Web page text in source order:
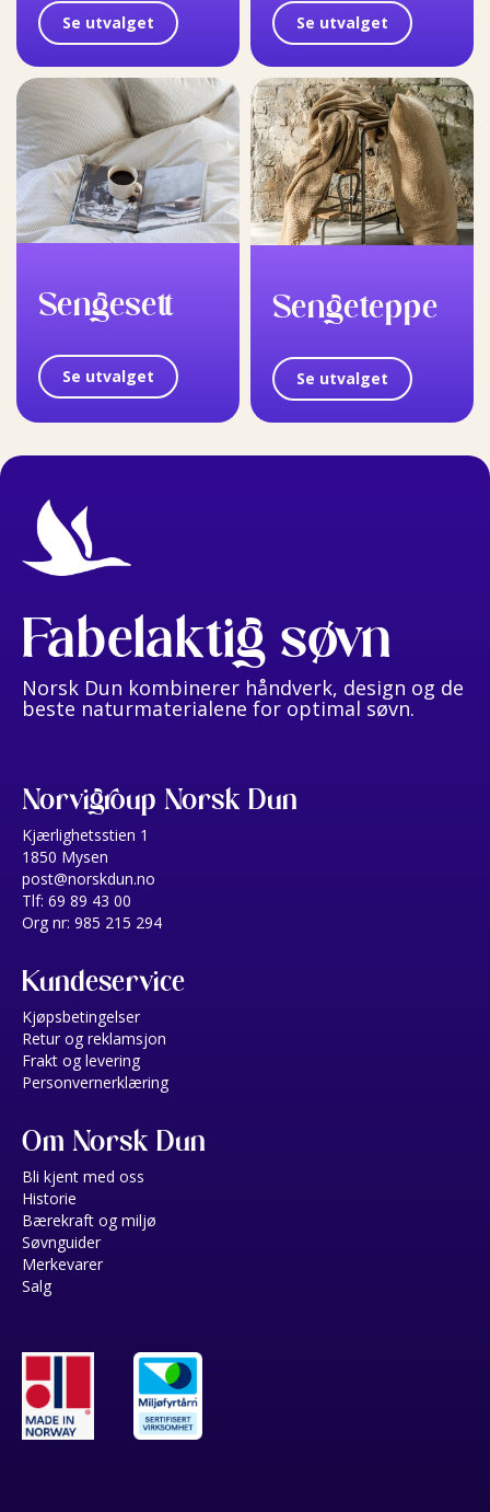
Se utvalget Se utvalget
Sengesett
Se utvalget
Sengeteppe
Se utvalget
Fabelaktig søvn
Norsk Dun kombinerer håndverk, design og de
beste naturmaterialene for optimal søvn.
Norvigroup Norsk Dun
Kjærlighetsstien 1
1850 Mysen
post@norskdun.no
Tlf: 69 89 43 00
Org nr: 985 215 294
Kundeservice
Kjøpsbetingelser
Retur og reklamsjon
Frakt og levering
Personvernerklæring
Om Norsk Dun
Bli kjent med oss
Historie
Bærekraft og miljø
Søvnguider
Merkevarer
Salg